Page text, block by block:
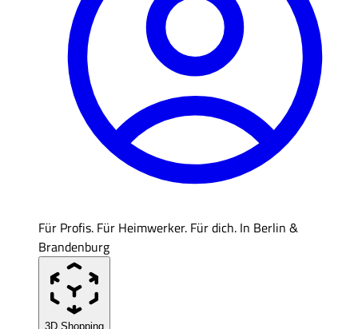
Für Profis. Für Heimwerker. Für dich. In Berlin &
Brandenburg
3D Shopping